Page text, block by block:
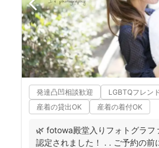
発達凸凹相談歓迎
LGBTQフレン
産着の貸出OK
産着の着付OK
🌿 fotowa殿堂入りフォトグラフ
認定されました！ . . ご予約の前